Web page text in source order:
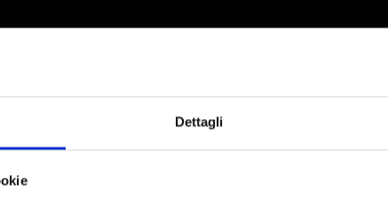
Dettagli